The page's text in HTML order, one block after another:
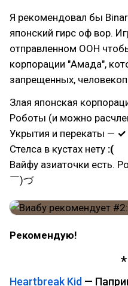
Я рекомендовал бы
японский гирс оф вор.
отправленном ООН
корпорации "Амада",
запрещенных,
Злая японская
Роботы (и можно
Укрытия и перекаты — ✓
Стелса в кустах нету :(
Вайфу азиаточки есть.
￣)づ
Рекомендую!
Heartbreak Kid —